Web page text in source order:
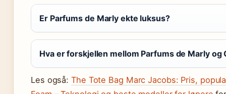
Er Parfums de Marly ekte luksus?
Hva er forskjellen mellom Parfums de Marly og
Les også:The Tote Bag Marc Jacobs: Pris,